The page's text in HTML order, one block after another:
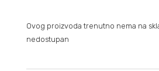
Ovog proizvoda trenutno nema na
nedostupan